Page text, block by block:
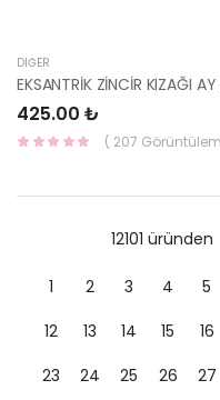
DIĞER
425.00 ₺
12101 üründen
1 2 3 4 5
12
13 14 15 16
23
24 25 26 27